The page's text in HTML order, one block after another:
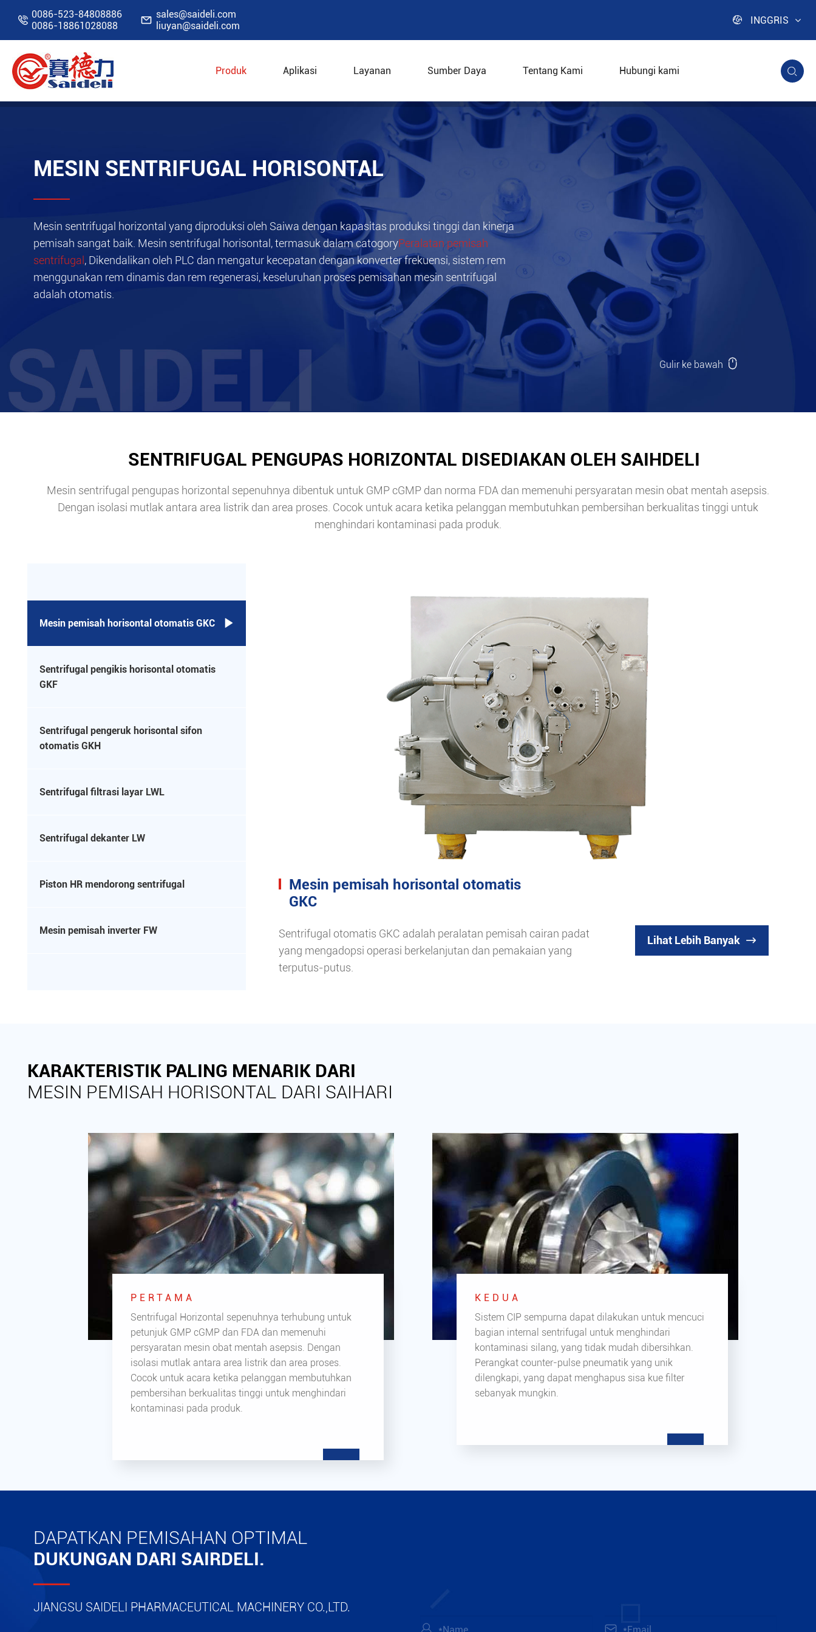
 0086-523-84808886
0086-18861028088
 sales@saideli.com
liuyan@saideli.com
 INGGRIS
Produk Aplikasi Layanan Sumber Daya Tentang Kami Hubungi kami 
Rumah Produk
MESIN SENTRIFUGAL HORISONTAL
Mesin sentrifugal horizontal yang diproduksi oleh Saiwa dengan kapasitas produksi tinggi dan kinerja
pemisah sangat baik. Mesin sentrifugal horisontal, termasuk dalam catogoryPeralatan pemisah
sentrifugal, Dikendalikan oleh PLC dan mengatur kecepatan dengan konverter frekuensi, sistem rem
menggunakan rem dinamis dan rem regenerasi, keseluruhan proses pemisahan mesin sentrifugal
adalah otomatis.
Gulir ke bawah 
SENTRIFUGAL PENGUPAS HORIZONTAL DISEDIAKAN OLEH SAIHDELI
Mesin sentrifugal pengupas horizontal sepenuhnya dibentuk untuk GMP cGMP dan norma FDA dan memenuhi persyaratan mesin obat mentah asepsis.
Dengan isolasi mutlak antara area listrik dan area proses. Cocok untuk acara ketika pelanggan membutuhkan pembersihan berkualitas tinggi untuk
menghindari kontaminasi pada produk.
Mesin pemisah horisontal otomatis GKC 
Sentrifugal pengikis horisontal otomatis
GKF
Sentrifugal pengeruk horisontal sifon
otomatis GKH
Sentrifugal filtrasi layar LWL
Sentrifugal dekanter LW
Piston HR mendorong sentrifugal
Mesin pemisah inverter FW
Mesin pemisah horisontal otomatis
GKC
Sentrifugal otomatis GKC adalah peralatan pemisah cairan padat
yang mengadopsi operasi berkelanjutan dan pemakaian yang
terputus-putus.
Lihat Lebih Banyak 
KARAKTERISTIK PALING MENARIK DARI
MESIN PEMISAH HORISONTAL DARI SAIHARI
PERTAMA
Sentrifugal Horizontal sepenuhnya terhubung untuk
petunjuk GMP cGMP dan FDA dan memenuhi
persyaratan mesin obat mentah asepsis. Dengan
isolasi mutlak antara area listrik dan area proses.
Cocok untuk acara ketika pelanggan membutuhkan
pembersihan berkualitas tinggi untuk menghindari
kontaminasi pada produk.
KEDUA
Sistem CIP sempurna dapat dilakukan untuk mencuci
bagian internal sentrifugal untuk menghindari
kontaminasi silang, yang tidak mudah dibersihkan.
Perangkat counter-pulse pneumatik yang unik
dilengkapi, yang dapat menghapus sisa kue filter
sebanyak mungkin.
DAPATKAN PEMISAHAN OPTIMAL
DUKUNGAN DARI SAIRDELI.
JIANGSU SAIDELI PHARMACEUTICAL MACHINERY CO.,LTD.
 